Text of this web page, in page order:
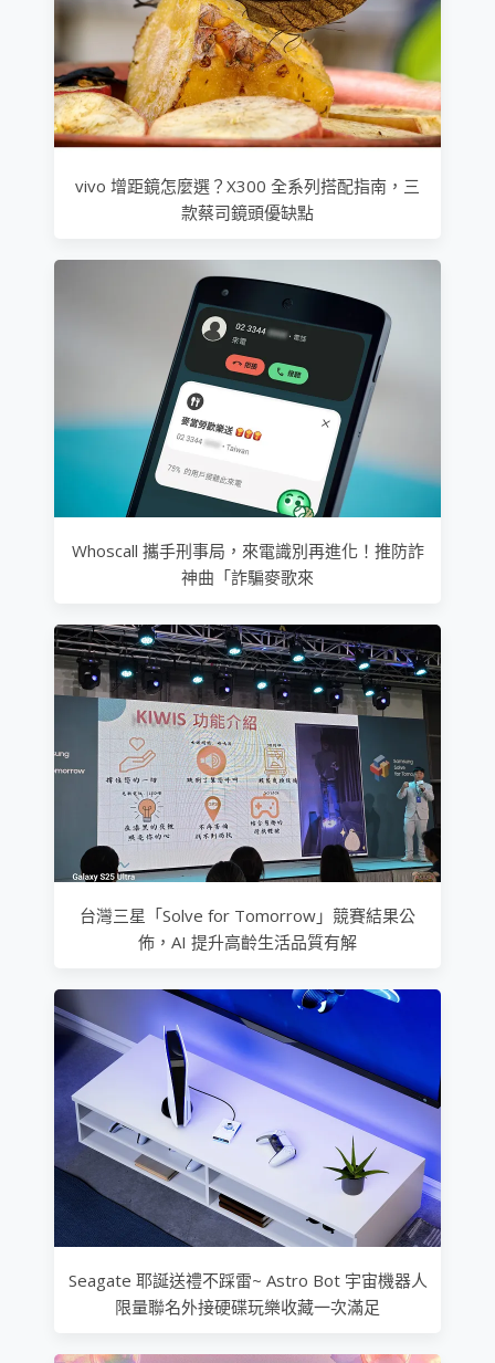
vivo 增距鏡怎麼選？X300 全系列搭配指南，三
款蔡司鏡頭優缺點
Whoscall 攜手刑事局，來電識別再進化！推防詐
神曲「詐騙麥歌來
台灣三星「Solve for Tomorrow」競賽結果公
佈，AI 提升高齡生活品質有解
Seagate 耶誕送禮不踩雷~ Astro Bot 宇宙機器人
限量聯名外接硬碟玩樂收藏一次滿足